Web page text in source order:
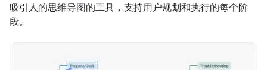
吸引人的思维导图的工具，支持用户规划和执行的每个阶
段。